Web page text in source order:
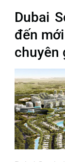
Dubai
đến
chuyên